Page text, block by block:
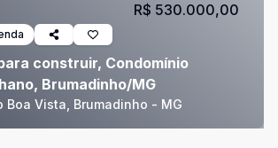
construir, Condomínio
Brumadinho/MG
Boa Vista, Brumadinho - MG
R$ 530.000,00